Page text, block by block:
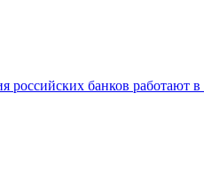
российских банков